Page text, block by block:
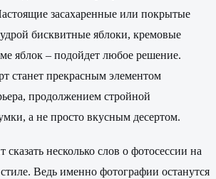
засахаренные или покрытые
бисквитные яблоки, кремовые
яблок – подойдет любое решение.
станет прекрасным элементом
продолжением стройной
а не просто вкусным десертом.
сказать несколько слов о фотосессии на
Ведь именно фотографии останутся